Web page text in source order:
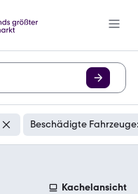
Beschädigte
Kachelansicht